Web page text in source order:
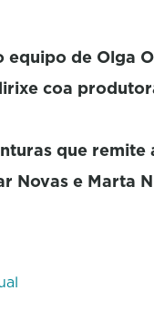
equipo de Olga
coa
que remite
Novas e Marta